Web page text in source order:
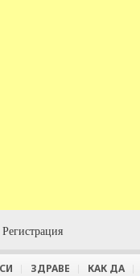
Регистрация
ЗДРАВЕ КАК ДА